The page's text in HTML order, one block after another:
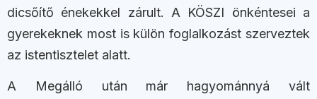
dicsőítő énekekkel zárult. A KÖSZI önkéntesei a
gyerekeknek most is külön foglalkozást szerveztek
az istentisztelet alatt.
A Megálló után már hagyománnyá vált